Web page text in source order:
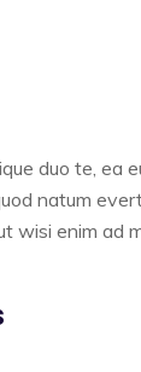
duo te, ea
natum
wisi enim ad